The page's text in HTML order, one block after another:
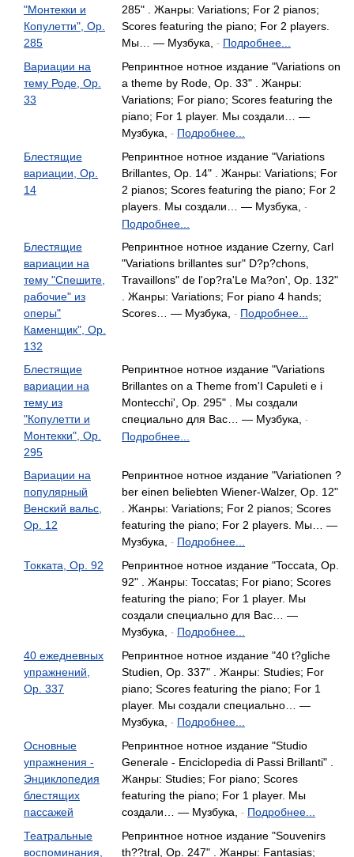
"Монтекки и
Копулетти", Op.
285
285" . Жанры: Variations; For 2 pianos;
Scores featuring the piano; For 2 players.
Мы… — Музбука,
- Подробнее...
Вариации на
тему Роде, Op.
33
Репринтное нотное издание "Variations on
a theme by Rode, Op. 33" . Жанры:
Variations; For piano; Scores featuring the
piano; For 1 player. Мы создали… —
Музбука,
- Подробнее...
Блестящие
вариации, Op.
14
Репринтное нотное издание "Variations
Brillantes, Op. 14" . Жанры: Variations; For
2 pianos; Scores featuring the piano; For 2
players. Мы создали… — Музбука,
-
Подробнее...
Блестящие
вариации на
тему "Спешите,
рабочие" из
оперы"
Каменщик", Op.
132
Репринтное нотное издание Czerny, Carl
"Variations brillantes sur" D?p?chons,
Travaillons" de l'op?ra'Le Ma?on', Op. 132"
. Жанры: Variations; For piano 4 hands;
Scores… — Музбука,
- Подробнее...
Блестящие
вариации на
тему из
"Копулетти и
Монтекки", Op.
295
Репринтное нотное издание "Variations
Brillantes on a Theme from'I Capuleti e i
Montecchi', Op. 295" . Мы создали
специально для Вас… — Музбука,
-
Подробнее...
Вариации на
популярный
Венский вальс,
Op. 12
Репринтное нотное издание "Variationen ?
ber einen beliebten Wiener-Walzer, Op. 12"
. Жанры: Variations; For 2 pianos; Scores
featuring the piano; For 2 players. Мы… —
Музбука,
- Подробнее...
Токката, Op. 92
Репринтное нотное издание "Toccata, Op.
92" . Жанры: Toccatas; For piano; Scores
featuring the piano; For 1 player. Мы
создали специально для Вас… —
Музбука,
- Подробнее...
40 ежедневных
упражнений,
Op. 337
Репринтное нотное издание "40 t?gliche
Studien, Op. 337" . Жанры: Studies; For
piano; Scores featuring the piano; For 1
player. Мы создали специально… —
Музбука,
- Подробнее...
Основные
упражнения -
Энциклопедия
блестящих
пассажей
Репринтное нотное издание "Studio
Generale - Enciclopedia di Passi Brillanti" .
Жанры: Studies; For piano; Scores
featuring the piano; For 1 player. Мы
создали… — Музбука,
- Подробнее...
Театральные
воспоминания,
Репринтное нотное издание "Souvenirs
th??tral, Op. 247" . Жанры: Fantasias;